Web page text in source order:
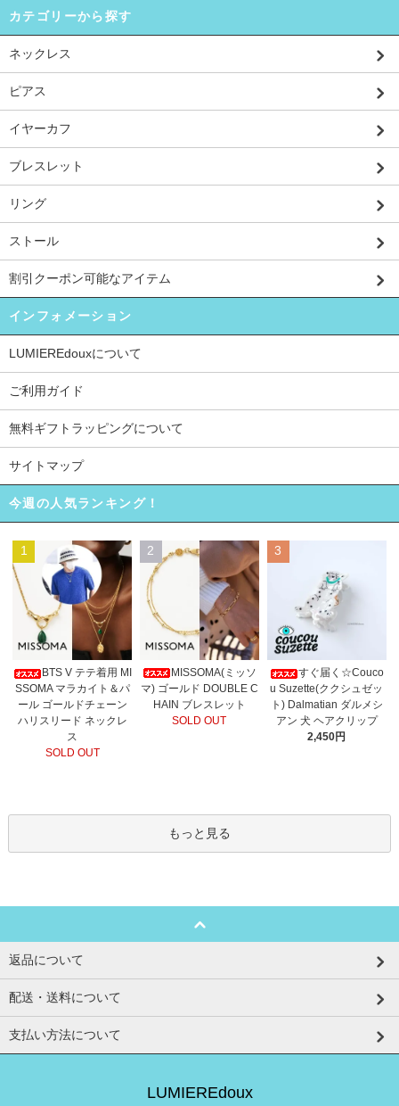
カテゴリーから探す
ネックレス
ピアス
イヤーカフ
ブレスレット
リング
ストール
割引クーポン可能なアイテム
インフォメーション
LUMIEREdouxについて
ご利用ガイド
無料ギフトラッピングについて
サイトマップ
今週の人気ランキング！
1
BTS V テテ着用 MI
SSOMA マラカイト＆パ
ール ゴールドチェーン
ハリスリード ネックレ
ス
SOLD OUT
2
MISSOMA(ミッソ
マ) ゴールド DOUBLE C
HAIN ブレスレット
SOLD OUT
3
すぐ届く☆Couco
u Suzette(ククシュゼッ
ト) Dalmatian ダルメシ
アン 犬 ヘアクリップ
2,450円
もっと見る
返品について
配送・送料について
支払い方法について
LUMIEREdoux